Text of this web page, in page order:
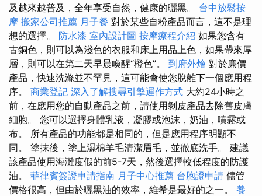
及越來越普及，全年享受自然，健康的曬黑。 台中放鬆按
摩 搬家公司推薦 月子餐 對於某些自粉產品而言，這不是理
想的選擇。 防水漆 室內設計圖 按摩療程介紹 如果您含有
古銅色，則可以為淺色的衣服和床上用品上色，如果帶來厚
層，則可以在第二天早晨喚醒“橙色”。 到府外燴 對於廉價
產品，快速洗滌並不罕見，這可能會使您脫離下一個應用程
序。 商業登記 深入了解搜尋引擎運作方式 大約24小時之
前，在應用您的自動產品之前，請使用剝皮產品去除舊皮膚
細胞。 您可以選擇身體乳液，凝膠或泡沫，奶油，噴霧或
布。 所有產品的功能都是相同的，但是應用程序明顯不
同。 塗抹後，塗上濕棉羊毛清潔眉毛，並徹底洗手。 建議
該產品使用海灘度假的前5-7天，然後選擇較低程度的防護
油。 菲律賓簽證申請指南 月子中心推薦 台胞證申請 儘管
價格很高，但由於曬黑油的效率，維希是最好的之一。 養